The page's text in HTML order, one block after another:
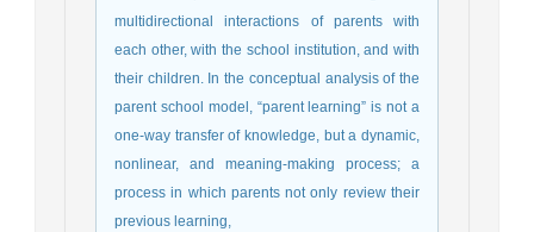
multidirectional interactions of parents with
each other, with the school institution, and with
their children. In the conceptual analysis of the
parent school model, “parent learning” is not a
one-way transfer of knowledge, but a dynamic,
nonlinear, and meaning-making process; a
process in which parents not only review their
previous learning,